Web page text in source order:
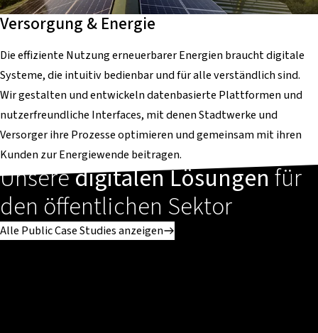
Versorgung & Energie
Die effiziente Nutzung erneuerbarer Energien braucht digitale
Systeme, die intuitiv bedienbar und für alle verständlich sind.
Wir gestalten und entwickeln datenbasierte Plattformen und
nutzerfreundliche Interfaces, mit denen Stadtwerke und
Versorger ihre Prozesse optimieren und gemeinsam mit ihren
Kunden zur Energiewende beitragen.
Unseredigitalen Lösungenfür
den öffentlichen Sektor
Alle Public Case Studies anzeigen